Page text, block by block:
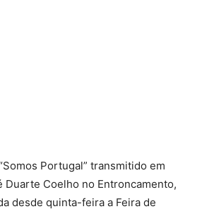
Portugal” transmitido em
Duarte Coelho no Entroncamento,
desde quinta-feira a Feira de